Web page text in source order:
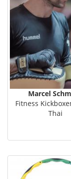
Marcel
Fitness
Thai